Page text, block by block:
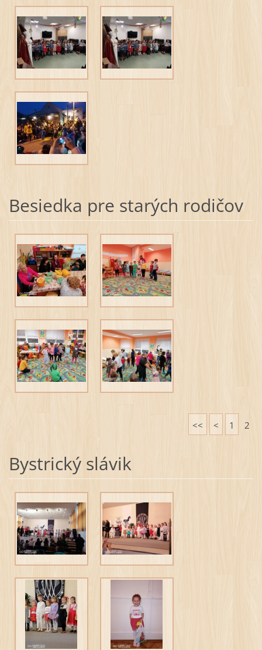
Besiedka pre starých rodičov
<< < 1 2
Bystrický slávik